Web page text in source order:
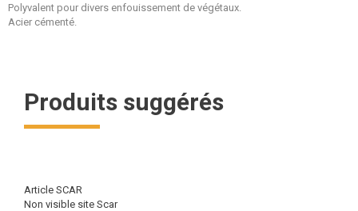
Polyvalent pour divers enfouissement de végétaux.
Acier cémenté.
Produits suggérés
Article SCAR
Non visible site Scar